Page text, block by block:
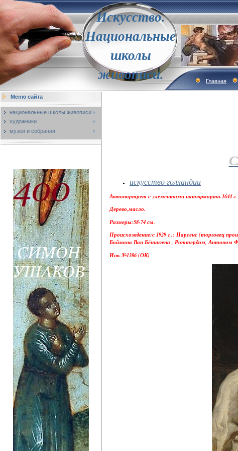
Искусство.
Национальные
школы
живописи.
Главная
Меню сайта
национальные школы живописи
художники
музеи и собрания
искусство голландии
Автопортрет с элементами натюрморта.1644 г.
Дерево,масло.
Размеры:58-74 см.
Происхождение:с 1929 г .: Парсенс (торговец
Боймана Ван Бёнингена , Роттердам, Антоном
Инв.№1386 (ОК)